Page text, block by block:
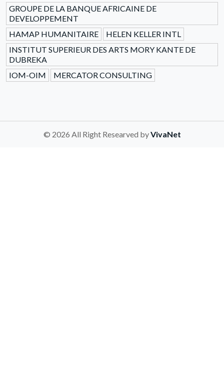
GROUPE DE LA BANQUE AFRICAINE DE
DEVELOPPEMENT
HAMAP HUMANITAIRE
HELEN KELLER INTL
INSTITUT SUPERIEUR DES ARTS MORY KANTE DE
DUBREKA
IOM-OIM
MERCATOR CONSULTING
© 2026 All Right Researved byVivaNet